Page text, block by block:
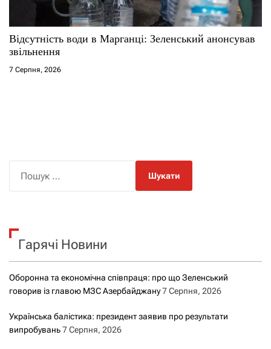
Відсутність води в Марганці: Зеленський анонсував
звільнення
7 Серпня, 2026
к
Гарячі Новини
Оборонна та економічна співпраця: про що Зеленський
говорив із главою МЗС Азербайджану7 Серпня, 2026
Українська балістика: президент заявив про результати
випробувань7 Серпня, 2026